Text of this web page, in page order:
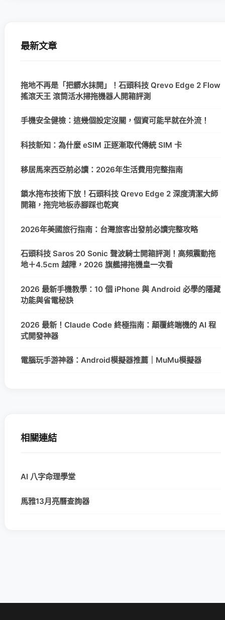
最新文章
拖地不再是「把髒水抹開」！石頭科技 Qrevo Edge 2 Flow
搖滾天王 滾筒活水掃拖機器人開箱評測
手機安全健檢：這幾個設定沒關，個資可能早就在外流！
科技新知：為什麼 eSIM 正逐漸取代傳統 SIM 卡
移居馬來西亞前必讀：2026年生活費用完整指南
鎖水拖布技術下放！石頭科技 Qrevo Edge 2 深度清潔大師
開箱，拖完地板赤腳踩也乾爽
2026年美國旅行指南：台灣旅客出發前必讀完整攻略
石頭科技 Saros 20 Sonic 聲波騎士開箱評測！高頻震動拖
地＋4.5cm 越障，2026 旗艦掃拖機皇一次看
2026 最新手機教學：10 個 iPhone 與 Android 必學的隱藏
功能與省電秘訣
2026 最新！Claude Code 終極指南：顛覆終端機的 AI 程
式開發神器
電腦玩手游神器：Android模擬器推薦｜MuMu模擬器
相關連結
AI 八字命理學堂
馬雅13月亮曆查詢器